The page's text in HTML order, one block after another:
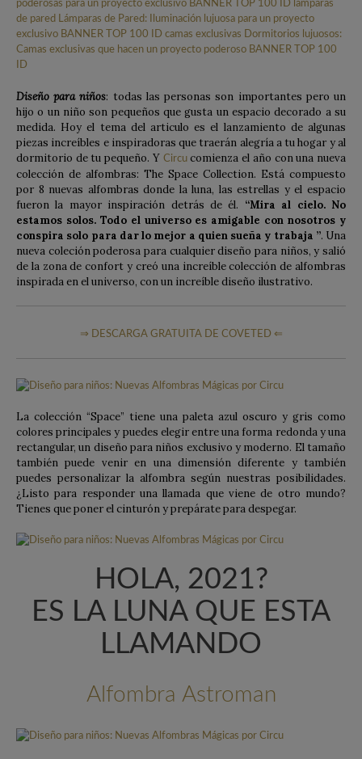
Diseño para niños: todas las personas son importantes pero un
hijo o un niño son pequeños que gusta un espacio decorado a su
medida. Hoy el tema del articulo es el lanzamiento de algunas
piezas increíbles e inspiradoras que traerán alegría a tu hogar y al
dormitorio de tu pequeño. Y Circucomienza el año con una nueva
colección de alfombras: The Space Collection. Está compuesto
por 8 nuevas alfombras donde la luna, las estrellas y el espacio
fueron la mayor inspiración detrás de él. “Mira al cielo. No
estamos solos. Todo el universo es amigable con nosotros y
conspira solo para dar lo mejor a quien sueña y trabaja ”. Una
nueva coleción poderosa para cualquier diseño para niños, y salió
de la zona de confort y creó una increíble colección de alfombras
inspirada en el universo, con un increíble diseño ilustrativo.
⇒ DESCARGA GRATUITA DE COVETED ⇐
La colección “Space” tiene una paleta azul oscuro y gris como
colores principales y puedes elegir entre una forma redonda y una
rectangular, un diseño para niños exclusivo y moderno. El tamaño
también puede venir en una dimensión diferente y también
puedes personalizar la alfombra según nuestras posibilidades.
¿Listo para responder una llamada que viene de otro mundo?
Tienes que poner el cinturón y prepárate para despegar.
HOLA, 2021?
ES LA LUNA QUE ESTA
LLAMANDO
Alfombra Astroman